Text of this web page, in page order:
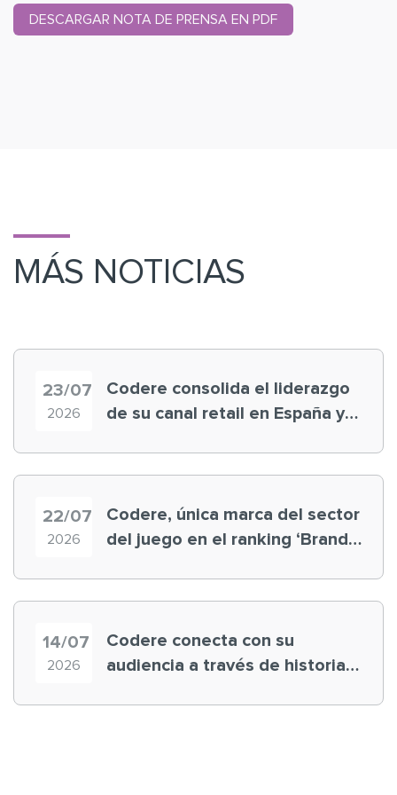
DESCARGAR NOTA DE PRENSA EN PDF
MÁS NOTICIAS
23/07
2026
Codere consolida el liderazgo
de su canal retail en España y
22/07
2026
Codere, única marca del sector
del juego en el ranking ‘Brand
14/07
2026
Codere conecta con su
audiencia a través de historias